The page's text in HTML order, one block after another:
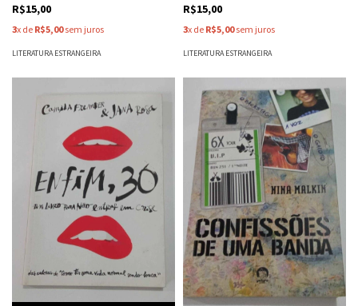
R$15,00
3x de R$5,00sem juros
LITERATURA ESTRANGEIRA
R$15,00
3x de R$5,00sem juros
LITERATURA ESTRANGEIRA